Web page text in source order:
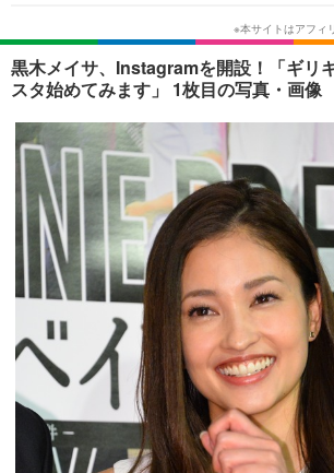
音楽
ショッピング
ライフTOP
ペット
その他
リリース一覧
プッシュ通知の停止方法
黒木メイサ、Instagramを開設！「ギリ
スタ始めてみます」 1枚目の写真・画像